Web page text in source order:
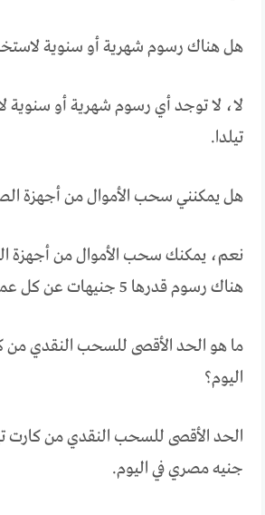
هل هناك رسوم شهرية أو سنوية
لا، لا توجد أي رسوم شهرية أو سنوية
تيلدا.
هل يمكنني سحب الأموال من أجهزة
نعم، يمكنك سحب الأموال من أجهزة
هناك رسوم قدرها 5 جنيهات عن كل عملية سحب.
ما هو الحد الأقصى للسحب النقدي من
اليوم؟
جنيه مصري في اليوم.